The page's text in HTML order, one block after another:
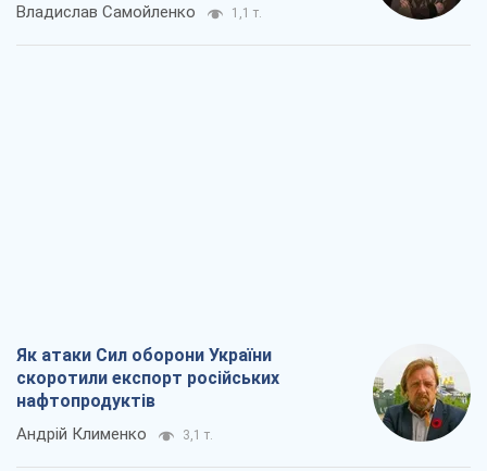
Владислав Самойленко 1,1 т.
Як атаки Сил оборони України
скоротили експорт російських
нафтопродуктів
Андрій Клименко 3,1 т.